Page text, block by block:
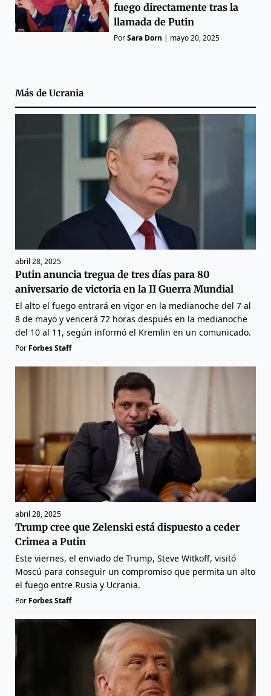
fuego directamente tras la
llamada de Putin
PorSara Dorn | mayo 20, 2025
Más de Ucrania
abril 28, 2025
Putin anuncia tregua de tres días para 80
aniversario de victoria en la II Guerra Mundial
El alto el fuego entrará en vigor en la medianoche del 7 al
8 de mayo y vencerá 72 horas después en la medianoche
del 10 al 11, según informó el Kremlin en un comunicado.
Por Forbes Staff
abril 28, 2025
Trump cree que Zelenski está dispuesto a ceder
Crimea a Putin
Este viernes, el enviado de Trump, Steve Witkoff, visitó
Moscú para conseguir un compromiso que permita un alto
el fuego entre Rusia y Ucrania.
Por Forbes Staff